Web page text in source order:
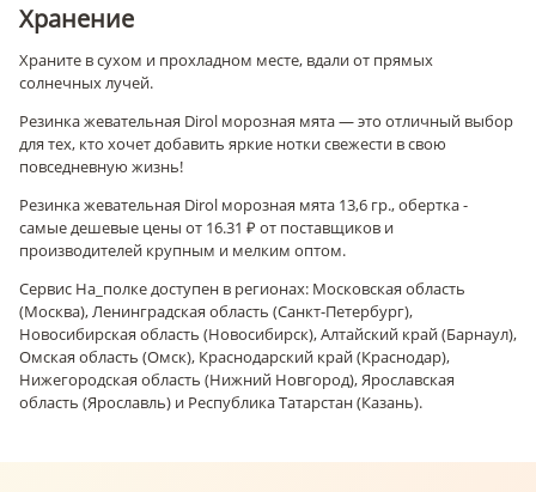
Хранение
Храните в сухом и прохладном месте, вдали от прямых
солнечных лучей.
Резинка жевательная Dirol морозная мята — это отличный выбор
для тех, кто хочет добавить яркие нотки свежести в свою
повседневную жизнь!
Резинка жевательная Dirol морозная мята 13,6 гр., обертка -
самые дешевые цены от 16.31 ₽ от поставщиков и
производителей крупным и мелким оптом.
Сервис На_полке доступен в регионах: Московская область
(Москва), Ленинградская область (Санкт-Петербург),
Новосибирская область (Новосибирск), Алтайский край (Барнаул),
Омская область (Омск), Краснодарский край (Краснодар),
Нижегородская область (Нижний Новгород), Ярославская
область (Ярославль) и Республика Татарстан (Казань).